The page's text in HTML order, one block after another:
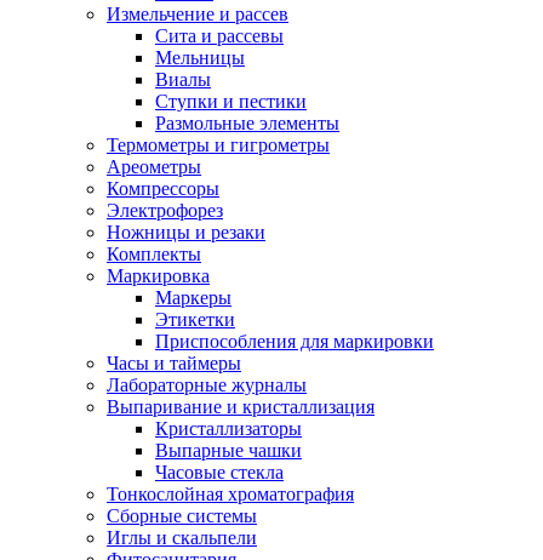
Измельчение и рассев
Сита и рассевы
Мельницы
Виалы
Ступки и пестики
Размольные элементы
Термометры и гигрометры
Ареометры
Компрессоры
Электрофорез
Ножницы и резаки
Комплекты
Маркировка
Маркеры
Этикетки
Приспособления для маркировки
Часы и таймеры
Лабораторные журналы
Выпаривание и кристаллизация
Кристаллизаторы
Выпарные чашки
Часовые стекла
Тонкослойная хроматография
Сборные системы
Иглы и скальпели